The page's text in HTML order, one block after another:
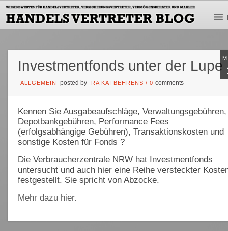
Investmentfonds unter der Lupe
ALLGEMEIN posted by RA KAI BEHRENS /0comments
Kennen Sie Ausgabeaufschläge, Verwaltungsgebühren,
Depotbankgebühren, Performance Fees
(erfolgsabhängige Gebühren), Transaktionskosten und
sonstige Kosten für Fonds ?
Die Verbraucherzentrale NRW hat Investmentfonds
untersucht und auch hier eine Reihe versteckter
festgestellt. Sie spricht von Abzocke.
Mehr dazu hier.